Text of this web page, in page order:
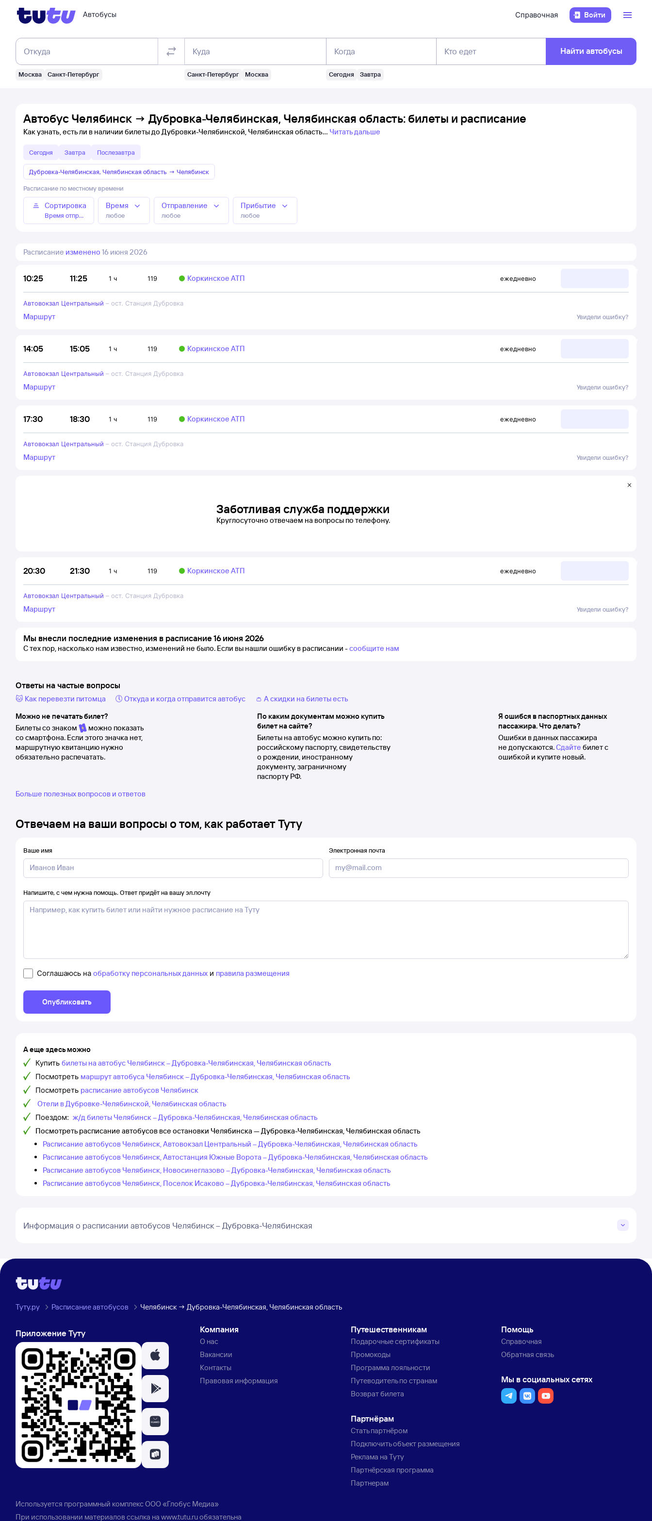
Автобусы Справочная Войти
Откуда
Москва Санкт-Петербург
Куда
Санкт-Петербург Москва
Когда
Сегодня Завтра
Кто едет Найти автобусы
Автобус Челябинск → Дубровка-Челябинская, Челябинская область: билеты и расписание
Как узнать, есть ли в наличии билеты до Дубровки-Челябинской, Челябинская область Читать дальше
Сегодня Завтра Послезавтра
Дубровка-Челябинская, Челябинская область → Челябинск
Расписание по местному времени
Сортировка
Время отправления
Время
любое
Отправление
любое
Прибытие
любое
Расписание изменено 16 июня 2026
10:25 11:25 1 ч 119 Коркинское АТП ежедневно
Автовокзал Центральный – ост. Станция Дубровка
Маршрут Увидели ошибку?
14:05 15:05 1 ч 119 Коркинское АТП ежедневно
Автовокзал Центральный – ост. Станция Дубровка
Маршрут Увидели ошибку?
17:30 18:30 1 ч 119 Коркинское АТП ежедневно
Автовокзал Центральный – ост. Станция Дубровка
Маршрут Увидели ошибку?
Заботливая служба поддержки
Круглосуточно отвечаем на вопросы по телефону.
20:30 21:30 1 ч 119 Коркинское АТП ежедневно
Автовокзал Центральный – ост. Станция Дубровка
Маршрут Увидели ошибку?
Мы внесли последние изменения в расписание 16 июня 2026
С тех пор, насколько нам известно, изменений не было. Если вы нашли ошибку в расписании -сообщите нам
Ответы на частые вопросы
🐱 Как перевезти питомца 🕔 Откуда и когда отправится автобус
👛 А скидки на билеты есть
Можно не печатать билет?
Билеты со знаком
можно показать
со смартфона. Если этого значка нет,
маршрутную квитанцию нужно
обязательно распечатать.
По каким документам можно купить
билет на сайте?
Билеты на автобус можно купить по:
российскому паспорту, свидетельству
о рождении, иностранному
документу, заграничному
паспорту РФ.
Я ошибся в паспортных данных
пассажира. Что делать?
Ошибки в данных пассажира
не допускаются.Сдайте билет с
ошибкой и купите новый.
Больше полезных вопросов и ответов
Отвечаем на ваши вопросы о том, как работает Туту
Ваше имя Электронная почта
Напишите, с чем нужна помощь. Ответ придёт на вашу эл.почту
Соглашаюсь на обработку персональных данных и правила размещения
Опубликовать
А еще здесь можно
Купить билеты на автобус Челябинск – Дубровка-Челябинская, Челябинская область
Посмотреть маршрут автобуса Челябинск – Дубровка-Челябинская, Челябинская область
Посмотреть расписание автобусов Челябинск
Отели в Дубровке-Челябинской, Челябинская область
Поездом: ж/д билеты Челябинск – Дубровка-Челябинская, Челябинская область
Посмотреть расписание автобусов все остановки Челябинска — Дубровка-Челябинская, Челябинская область
Расписание автобусов Челябинск, Автовокзал Центральный – Дубровка-Челябинская, Челябинская область
Расписание автобусов Челябинск, Автостанция Южные Ворота – Дубровка-Челябинская, Челябинская область
Расписание автобусов Челябинск, Новосинеглазово – Дубровка-Челябинская, Челябинская область
Расписание автобусов Челябинск, Поселок Исаково – Дубровка-Челябинская, Челябинская область
Информация о расписании автобусов Челябинск – Дубровка-Челябинская
Туту.ру Расписание автобусов Челябинск → Дубровка-Челябинская, Челябинская область
Приложение Туту Компания
О нас
Вакансии
Контакты
Правовая информация
Путешественникам
Подарочные сертификаты
Промокоды
Программа лояльности
Путеводитель по странам
Возврат билета
Партнёрам
Стать партнёром
Подключить объект размещения
Реклама на Туту
Партнёрская программа
Партнерам
Помощь
Справочная
Обратная связь
Мы в социальных сетях
Используется программный комплексООО «Глобус Медиа»
При использовании материалов ссылка на www.tutu.ruобязательна